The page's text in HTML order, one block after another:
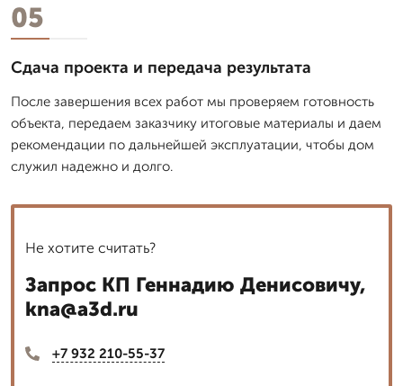
05
Сдача проекта и передача результата
После завершения всех работ мы проверяем готовность
объекта, передаем заказчику итоговые материалы и даем
рекомендации по дальнейшей эксплуатации, чтобы дом
служил надежно и долго.
Не хотите считать?
Запрос КП Геннадию Денисовичу,
kna@a3d.ru
+7 932 210-55-37